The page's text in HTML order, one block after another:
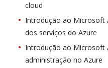
cloud
Introdução ao Microsoft
dos serviços do Azure
Introdução ao Microsoft
administração no Azure